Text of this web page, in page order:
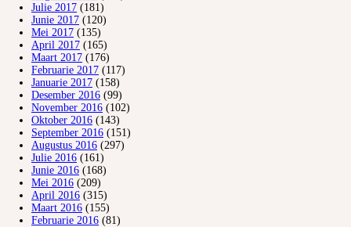
Julie 2017 (181)
Junie 2017 (120)
Mei 2017 (135)
April 2017 (165)
Maart 2017 (176)
Februarie 2017 (117)
Januarie 2017 (158)
Desember 2016 (99)
November 2016 (102)
Oktober 2016 (143)
September 2016 (151)
Augustus 2016 (297)
Julie 2016 (161)
Junie 2016 (168)
Mei 2016 (209)
April 2016 (315)
Maart 2016 (155)
Februarie 2016 (81)